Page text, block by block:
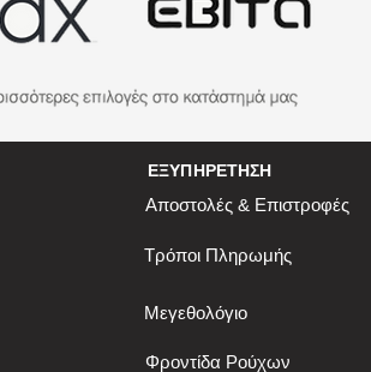
ΕΞΥΠΗΡΕΤΗΣΗ
Αποστολές & Επιστροφές
Τρόποι Πληρωμής
Μεγεθολόγιο
Φροντίδα Ρούχων